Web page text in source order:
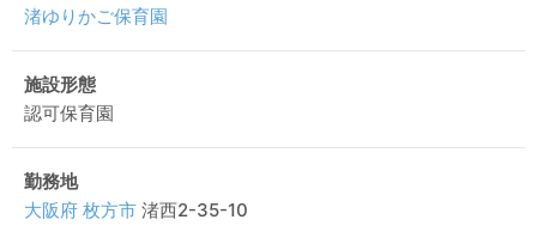
渚ゆりかご保育園
施設形態
認可保育園
勤務地
大阪府 枚方市 渚西2-35-10